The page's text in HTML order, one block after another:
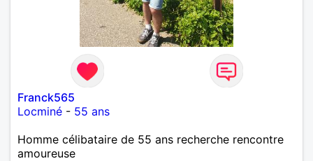
Franck565
Locminé - 55 ans
Homme célibataire de 55 ans recherche rencontre
amoureuse